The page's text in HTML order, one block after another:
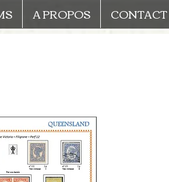
A PROPOS CONTACT